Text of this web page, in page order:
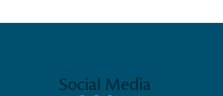
Social Media